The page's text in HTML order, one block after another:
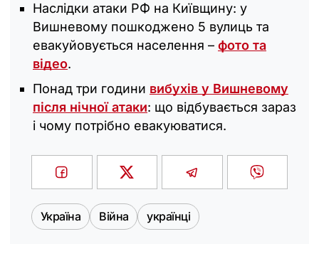
Наслідки атаки РФ на Київщину: у
Вишневому пошкоджено 5 вулиць та
евакуйовується населення – фото та
відео.
Понад три години вибухів у Вишневому
після нічної атаки: що відбувається зараз
і чому потрібно евакуюватися.
Україна Війна українці